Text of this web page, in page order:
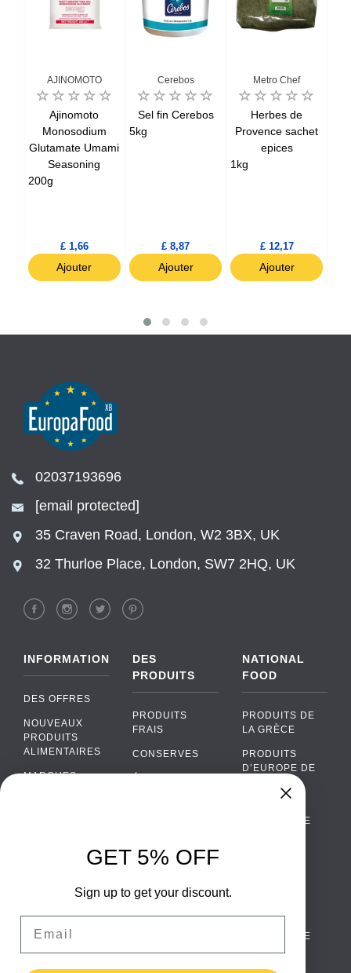
AJINOMOTO
Ajinomoto
Monosodium
Glutamate Umami
Seasoning
200g
£ 1,66
Ajouter
Cerebos
Sel fin Cerebos
5kg
£ 8,87
Ajouter
Metro Chef
Herbes de
Provence sachet
epices
1kg
£ 12,17
Ajouter
02037193696
[email protected]
35 Craven Road, London, W2 3BX, UK
32 Thurloe Place, London, SW7 2HQ, UK
INFORMATION
DES OFFRES
NOUVEAUX
PRODUITS
ALIMENTAIRES
MARQUES
CONTACTEZ
TERMES ET
DES
PRODUITS
PRODUITS
FRAIS
CONSERVES
ALCOOL
ALIMENTAIRES
NATIONAL
FOOD
PRODUITS DE
LA GRÈCE
PRODUITS
D’EUROPE DE
PORTUGAISE
SCANDINAVE
WhatsApp
Facebook Messenger
GET 5% OFF
Sign up to get your discount.